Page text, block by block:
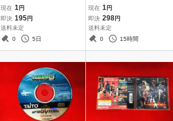
売！！ １円スタート
現在 1 円
即決 195円
送料未定
0
5日
ート 商品説明必読
現在 1 円
即決 298円
送料未定
0
15時間